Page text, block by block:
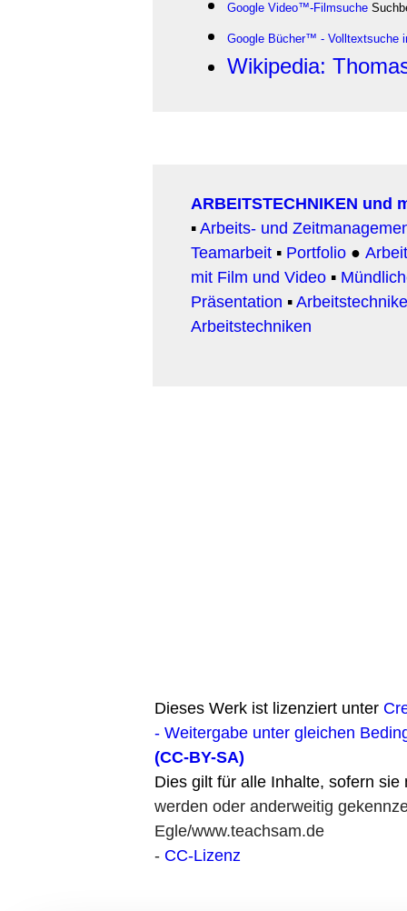
Google Video™-Filmsuche
Google Bücher™ - Volltextsuche
Wikipedia:
ARBEITSTECHNIKEN und
▪Arbeits- und
Teamarbeit ▪ Portfolio ●
mit Film und Video ▪
Präsentation ▪
Arbeitstechniken
Dieses Werk ist lizenziert unter
- Weitergabe unter gleichen
(CC-BY-SA)
Dies gilt für alle Inhalte, sofern
werden oder anderweitig
Egle/www.teachsam.de
- CC-Lizenz